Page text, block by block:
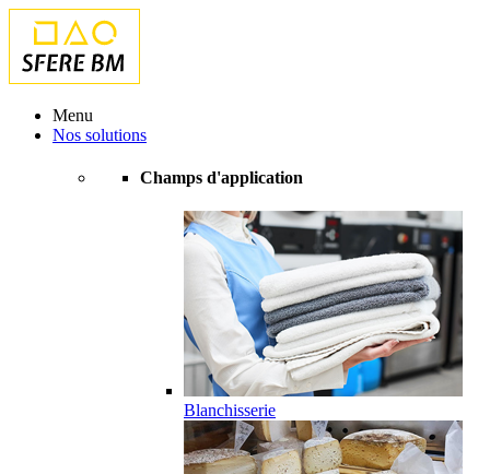
Menu
Nos solutions
Champs d'application
Blanchisserie